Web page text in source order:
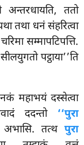
अन्तरधायति, ततो
तथा धनं संहरित्वा
सम्मापटिपत्ति.
पट्ठाया’’ति
महाभयं दस्सेत्वा
ददन्तो ‘‘पुरा
अभासि. तत्थ पुरा